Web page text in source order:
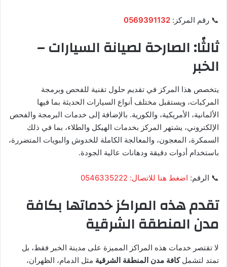
📞 رقم المركز: 0569391132
ثالثًا: الصارحة لصيانة السيارات –
الخبر
يتخصص هذا المركز في تقديم حلول تقنية للفحص وبرمجة
المركبات، ويستقبل مختلف أنواع السيارات الحديثة بما فيها
الألمانية، الأمريكية، والكورية. بالإضافة إلى خدمات البرمجة والفحص
الإلكتروني، يشتهر المركز بخدمات الهيكل والطلاء، بما في ذلك
السمكرة، المعجون، والمعالجة الكاملة للخدوش والبويات المتضررة،
باستخدام أدوات دقيقة ودهانات عالية الجودة.
📞 الرقم: اضغط هنا للاتصال: 0546335222
تقدم هذه المراكز خدماتها بكافة
مدن المنطقة الشرقية
لا تقتصر خدمات هذه المراكز المميزة على مدينة الخبر فقط، بل
تمتد لتشملكافة مدن المنطقة الشرقية مثل الدمام، الظهران،